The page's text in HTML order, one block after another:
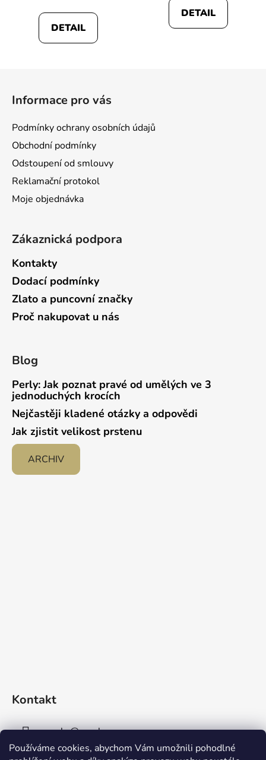
Používáme cookies, abychom Vám umožnili pohodlné
DETAIL
DETAIL
Informace pro vás
Podmínky ochrany osobních údajů
Obchodní podmínky
Odstoupení od smlouvy
Reklamační protokol
Moje objednávka
Zákaznická podpora
Kontakty
Dodací podmínky
Zlato a puncovní značky
Proč nakupovat u nás
Blog
Perly: Jak poznat pravé od umělých ve 3
jednoduchých krocích
Nejčastěji kladené otázky a odpovědi
Jak zjistit velikost prstenu
ARCHIV
Kontakt
sperky@sperky-nm.cz